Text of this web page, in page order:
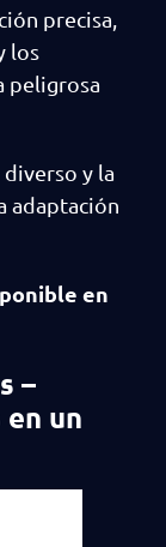
precisa,
los
peligrosa
y la
adaptación
en
–
un